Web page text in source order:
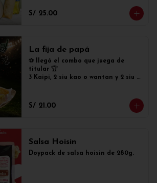
S/ 25.00
La fija de papá
⚽ llegó el combo que juega de
titular 🏆
3 Kaipi, 2 siu kao o wantan y 2 siu
por siu mai especiales!
S/ 21.00
Salsa Hoisin
Doypack de salsa hoisin de 280g.